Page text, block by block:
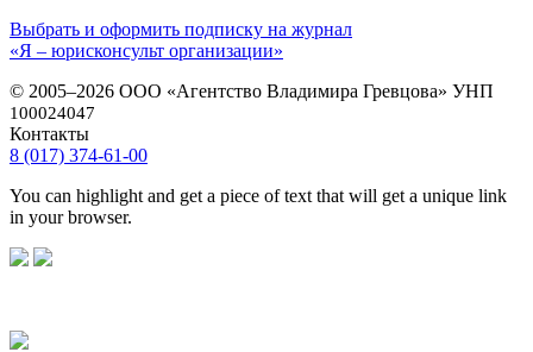
Выбрать и оформить подписку на журнал
«Я – юрисконсульт организации»
© 2005–2026 ООО «Агентство Владимира Гревцова» УНП
100024047
Контакты
8 (017) 374-61-00
You can highlight and get a piece of text that will get a unique link
in your browser.